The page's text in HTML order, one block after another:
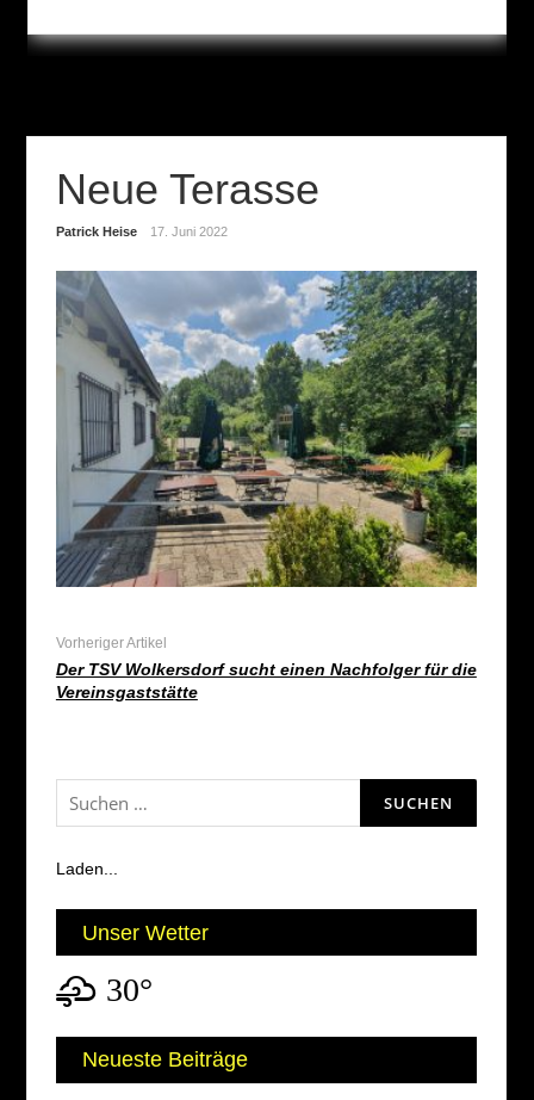
Neue Terasse
Patrick Heise 17. Juni 2022
Vorheriger Artikel
Der TSV Wolkersdorf sucht einen Nachfolger für die
Vereinsgaststätte
Suchen
nach:
Laden...
Unser Wetter
30°
Neueste Beiträge